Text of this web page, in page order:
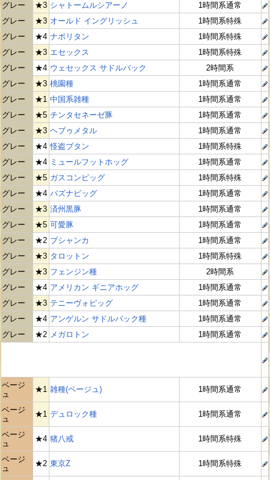
グレー
★3 シャトームルシアーノ
1時間系通常
グレー
★3 オールド イングリッシュ
1時間系特殊
グレー
★4 ナポリタン
1時間系特殊
グレー
★3 エセックス
1時間系特殊
グレー
★4 ウェセックス サドルバック
2時間系
グレー
★3 桃園種
1時間系通常
グレー
★1 中国系雑種
1時間系通常
グレー
★5 チンタセネーゼ豚
1時間系通常
グレー
★3 ヘブゥメタル
1時間系通常
グレー
★4 怪盗ブタン
1時間系特殊
グレー
★4 ミュールフットホッグ
1時間系通常
グレー
★5 ガスコンピッグ
1時間系特殊
グレー
★4 バズナピッグ
1時間系通常
グレー
★3 済州黒豚
1時間系通常
グレー
★5 可愛豚
1時間系通常
グレー
★2 ブシャンカ
1時間系通常
グレー
★3 タロットン
1時間系特殊
グレー
★3 フェンジン種
2時間系
グレー
★4 アメリカン ギニアホッグ
1時間系通常
グレー
★3 テニーヴォピッグ
1時間系通常
グレー
★4 アンゲルン サドルバック種
1時間系通常
グレー
★2 メガロトン 1時間系通常
ベージ
ュ
★1 雑種(ベージュ) 1時間系通常
ベージ
ュ
★1 デュロック種 1時間系通常
ベージ
ュ
★4 猪八戒 1時間系特殊
ベージ
ュ
★2 東京Z 1時間系特殊